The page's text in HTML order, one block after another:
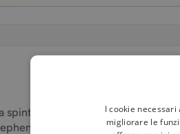
spinta verso l'autotrasformazione
Arroyo per esprimere una
I cookie
migliorare le